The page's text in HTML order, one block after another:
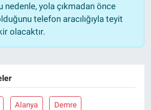
nedenle, yola çıkmadan önce
telefon aracılığıyla teyit
olacaktır.
Alanya Demre